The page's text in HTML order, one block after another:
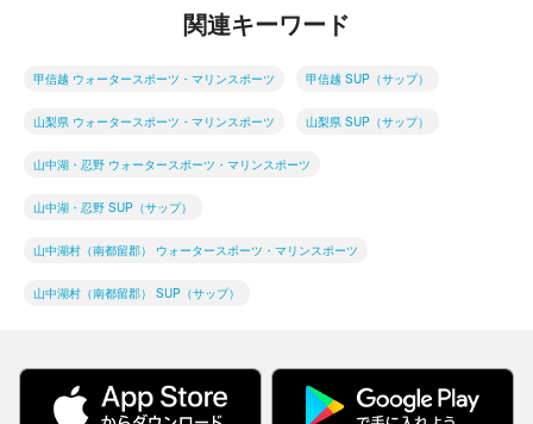
関連キーワード
甲信越 ウォータースポーツ・マリンスポーツ 甲信越 SUP（サップ）
山梨県 ウォータースポーツ・マリンスポーツ 山梨県 SUP（サップ）
山中湖・忍野 ウォータースポーツ・マリンスポーツ
山中湖・忍野 SUP（サップ）
山中湖村（南都留郡） ウォータースポーツ・マリンスポーツ
山中湖村（南都留郡） SUP（サップ）